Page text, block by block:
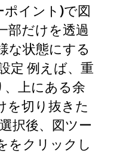
イント)で図
部だけを透過
な状態にする
定 例えば、重
上にある余
を切り抜きた
択後、図ツー
をクリックし